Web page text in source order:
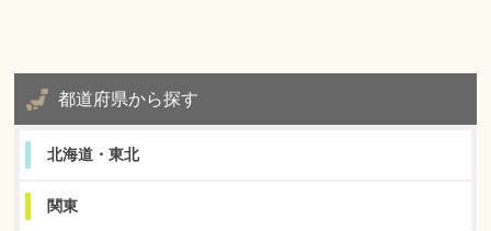
都道府県から探す
北海道・東北
関東